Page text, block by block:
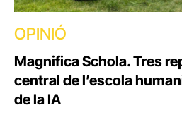
OPINIÓ
Magnifica Schola. Tres
central de l’escola
de la IA